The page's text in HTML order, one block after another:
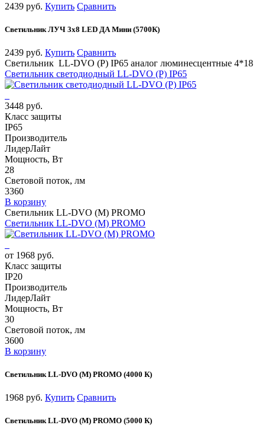
2439 руб. Купить Сравнить
Светильник ЛУЧ 3х8 LED ДА Мини (5700К)
2439 руб. Купить Сравнить
Светильник LL-DVO (P) IP65 аналог люминесцентные 4*18
Светильник светодиодный LL-DVO (P) IP65
3448 руб.
Класс защиты
IP65
Производитель
ЛидерЛайт
Мощность, Вт
28
Световой поток, лм
3360
В корзину
Светильник LL-DVO (M) PROMO
Светильник LL-DVO (M) PROMO
от 1968 руб.
Класс защиты
IP20
Производитель
ЛидерЛайт
Мощность, Вт
30
Световой поток, лм
3600
В корзину
Светильник LL-DVO (M) PROMO (4000 К)
1968 руб. Купить Сравнить
Светильник LL-DVO (M) PROMO (5000 К)